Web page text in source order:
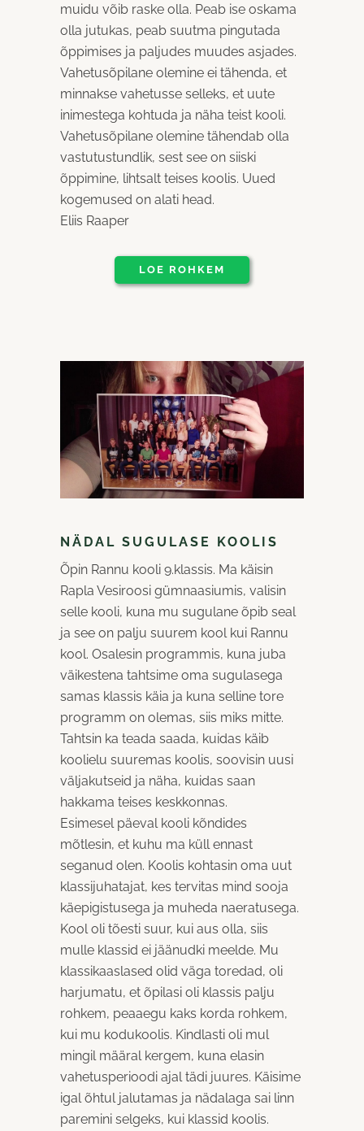
muidu võib raske olla. Peab ise oskama
olla jutukas, peab suutma pingutada
õppimises ja paljudes muudes asjades.
Vahetusõpilane olemine ei tähenda, et
minnakse vahetusse selleks, et uute
inimestega kohtuda ja näha teist kooli.
Vahetusõpilane olemine tähendab olla
vastutustundlik, sest see on siiski
õppimine, lihtsalt teises koolis. Uued
kogemused on alati head.
Eliis Raaper
LOE ROHKEM
NÄDAL SUGULASE KOOLIS
Õpin Rannu kooli 9.klassis. Ma käisin
Rapla Vesiroosi gümnaasiumis, valisin
selle kooli, kuna mu sugulane õpib seal
ja see on palju suurem kool kui Rannu
kool. Osalesin programmis, kuna juba
väikestena tahtsime oma sugulasega
samas klassis käia ja kuna selline tore
programm on olemas, siis miks mitte.
Tahtsin ka teada saada, kuidas käib
koolielu suuremas koolis, soovisin uusi
väljakutseid ja näha, kuidas saan
hakkama teises keskkonnas.
Esimesel päeval kooli kõndides
mõtlesin, et kuhu ma küll ennast
seganud olen. Koolis kohtasin oma uut
klassijuhatajat, kes tervitas mind sooja
käepigistusega ja muheda naeratusega.
Kool oli tõesti suur, kui aus olla, siis
mulle klassid ei jäänudki meelde. Mu
klassikaaslased olid väga toredad, oli
harjumatu, et õpilasi oli klassis palju
rohkem, peaaegu kaks korda rohkem,
kui mu kodukoolis. Kindlasti oli mul
mingil määral kergem, kuna elasin
vahetusperioodi ajal tädi juures. Käisime
igal õhtul jalutamas ja nädalaga sai linn
paremini selgeks, kui klassid koolis.